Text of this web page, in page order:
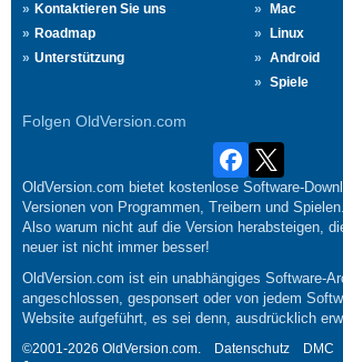
Kontaktieren Sie uns
Roadmap
Unterstützung
Mac
Linux
Android
Spiele
Folgen OldVersion.com
OldVersion.com bietet kostenlose Software-
Versionen von Programmen, Treibern und Spielen.
Also warum nicht auf die Version herabsteigen,
neuer ist nicht immer besser!
OldVersion.com ist ein unabhängiges Software-
angeschlossen, gesponsert oder von jedem
Website aufgeführt, es sei denn, ausdrücklich
©2001-2026 OldVersion.com. Datenschutz DMC